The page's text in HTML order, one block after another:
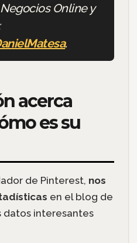
Online y
.
acerca
es su
de Pinterest, nos
en el blog de
datos interesantes